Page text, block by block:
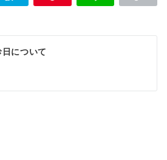
について